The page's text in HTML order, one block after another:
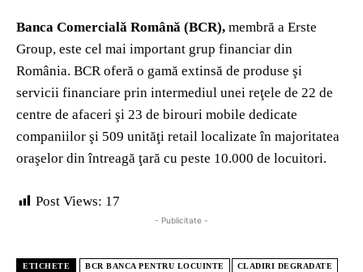
Banca Comercială Română (BCR), membră a Erste
Group, este cel mai important grup financiar din
România. BCR oferă o gamă extinsă de produse şi
servicii financiare prin intermediul unei reţele de 22 de
centre de afaceri şi 23 de birouri mobile dedicate
companiilor şi 509 unităţi retail localizate în majoritatea
oraşelor din întreagă ţară cu peste 10.000 de locuitori.
Post Views: 17
- Publicitate -
ETICHETE BCR BANCA PENTRU LOCUINTE CLADIRI DEGRADATE